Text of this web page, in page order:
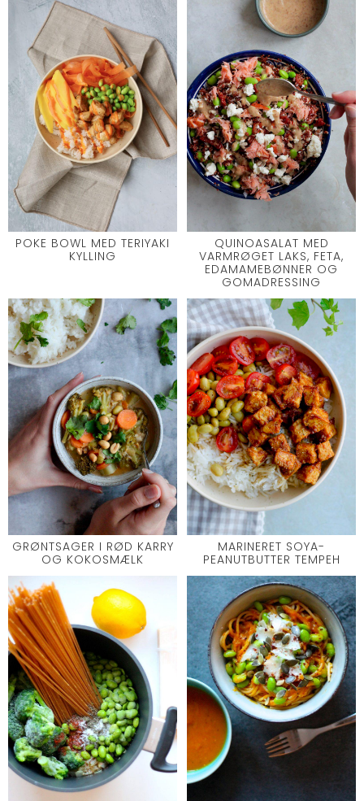
POKE BOWL MED TERIYAKI
KYLLING
QUINOASALAT MED
VARMRØGET LAKS, FETA,
EDAMAMEBØNNER OG
GOMADRESSING
GRØNTSAGER I RØD KARRY
OG KOKOSMÆLK
MARINERET SOYA-
PEANUTBUTTER TEMPEH